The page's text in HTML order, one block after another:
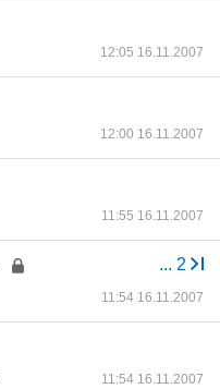
12:05 16.11.2007
12:00 16.11.2007
11:55 16.11.2007
... 2
11:54 16.11.2007
11:54 16.11.2007